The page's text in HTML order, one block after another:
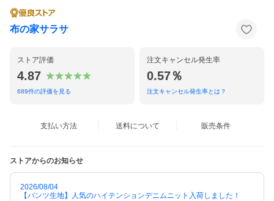
布の家サラサ
ストア評価
4.87
689件の評価を見る
注文キャンセル発生率
0.57％
注文キャンセル発生率とは？
支払い方法 送料について 販売条件
ストアからのお知らせ
2026/08/04
【パンツ生地】人気のハイテンションデニムニット入荷しました！